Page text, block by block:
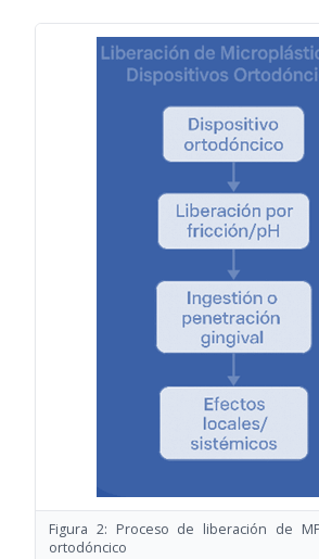
Figura 2: Proceso de liberación de
ortodóncico